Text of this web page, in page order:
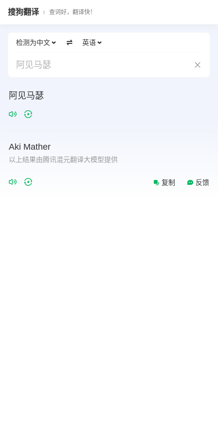
搜狗翻译 查词好，翻译快！
检测为中文 英语
阿见马瑟
阿见马瑟
Aki Mather
以上结果由腾讯混元翻译大模型提供
复制 反馈